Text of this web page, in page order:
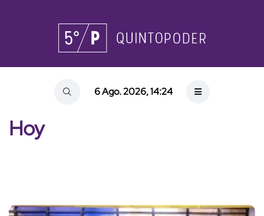
6 Ago. 2026, 14:24
Hoy